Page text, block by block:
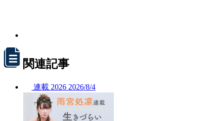
関連記事
連載 2026 2026/8/4